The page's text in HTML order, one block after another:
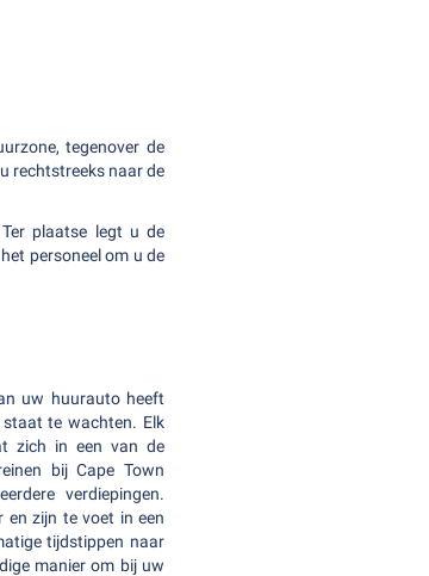
tegenover de
rechtstreeks naar de
plaatse legt u de
personeel om u de
uw huurauto heeft
te wachten. Elk
zich in een van de
bij Cape Town
verdiepingen.
en zijn te voet in een
tijdstippen naar
manier om bij uw